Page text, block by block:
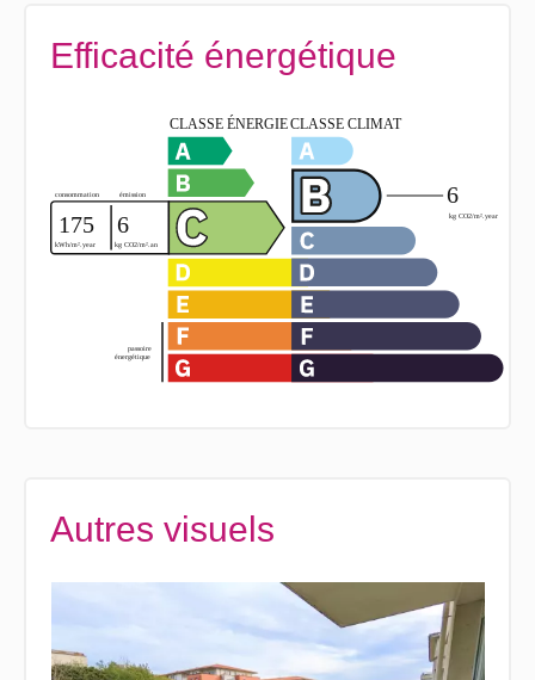
Efficacité énergétique
Autres visuels